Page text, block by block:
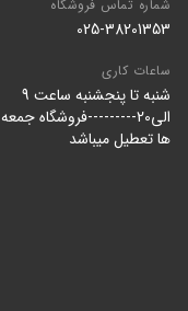
شماره تماس فروشگاه
025-38201353
ساعات کاری
شنبه تا پنجشنبه ساعت 9
الی20---------فروشگاه جمعه
ها تعطیل میباشد